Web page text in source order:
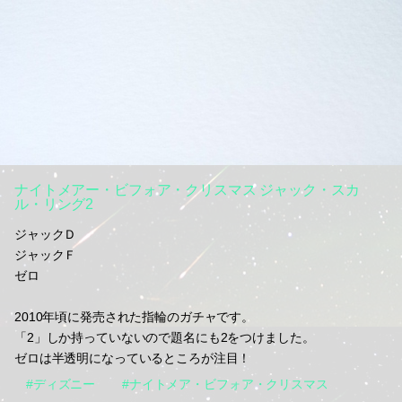
ナイトメアー・ビフォア・クリスマス ジャック・スカ
ル・リング2
ジャックＤ
ジャックＦ
ゼロ
2010年頃に発売された指輪のガチャです。
「2」しか持っていないので題名にも2をつけました。
ゼロは半透明になっているところが注目！
#ディズニー
#ナイトメア・ビフォア・クリスマス